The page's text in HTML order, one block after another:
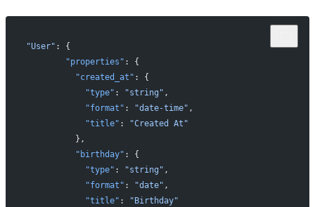
"User" : {
        "properties"
: {
          "created_at"
: {
            "type"
: "string" ,
            "format"
: "date-time" ,
            "title"
:
"Created At"
          },
          "birthday"
: {
            "type"
: "string" ,
            "format"
: "date" ,
            "title"
:
"Birthday"